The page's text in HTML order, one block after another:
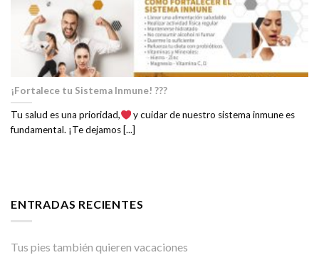
¡Fortalece tu Sistema Inmune! ???
Tu salud es una prioridad,
y cuidar de nuestro sistema inmune es
fundamental. ¡Te dejamos [...]
ENTRADAS RECIENTES
Tus pies también quieren vacaciones